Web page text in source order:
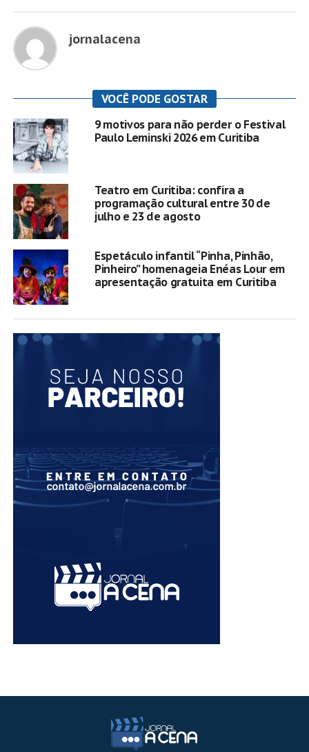
jornalacena
VOCÊ PODE GOSTAR
9 motivos para não perder o Festival
Paulo Leminski 2026 em Curitiba
Teatro em Curitiba: confira a
programação cultural entre 30 de
julho e 23 de agosto
Espetáculo infantil “Pinha, Pinhão,
Pinheiro” homenageia Enéas Lour em
apresentação gratuita em Curitiba